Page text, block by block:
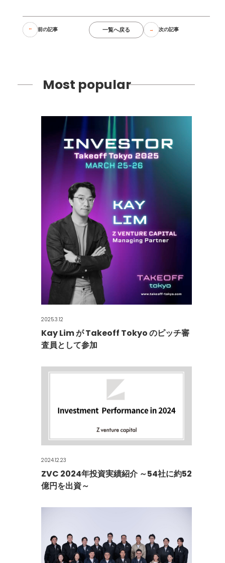
前の記事 一覧へ戻る 次の記事
Most popular
2025.3.12
Kay Lim が Takeoff Tokyo のピッチ審
査員として参加
2024.12.23
ZVC 2024年投資実績紹介 ～54社に約52
億円を出資～